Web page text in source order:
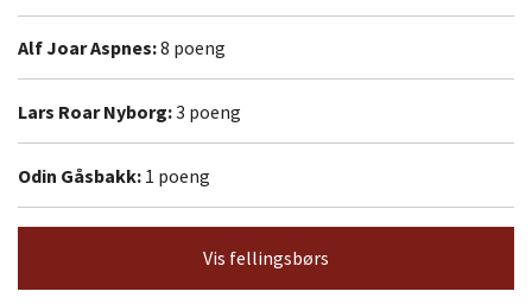
Alf Joar Aspnes:8 poeng
Lars Roar Nyborg:3 poeng
Odin Gåsbakk: 1 poeng
Vis fellingsbørs